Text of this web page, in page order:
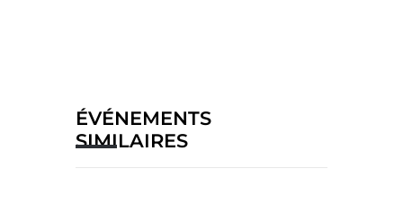
ÉVÉNEMENTS
SIMILAIRES